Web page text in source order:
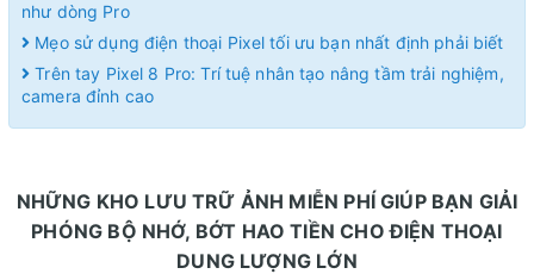
như dòng Pro
Mẹo sử dụng điện thoại Pixel tối ưu bạn nhất định phải biết
Trên tay Pixel 8 Pro: Trí tuệ nhân tạo nâng tầm trải nghiệm,
camera đỉnh cao
NHỮNG KHO LƯU TRỮ ẢNH MIỄN PHÍ GIÚP BẠN GIẢI
PHÓNG BỘ NHỚ, BỚT HAO TIỀN CHO ĐIỆN THOẠI
DUNG LƯỢNG LỚN